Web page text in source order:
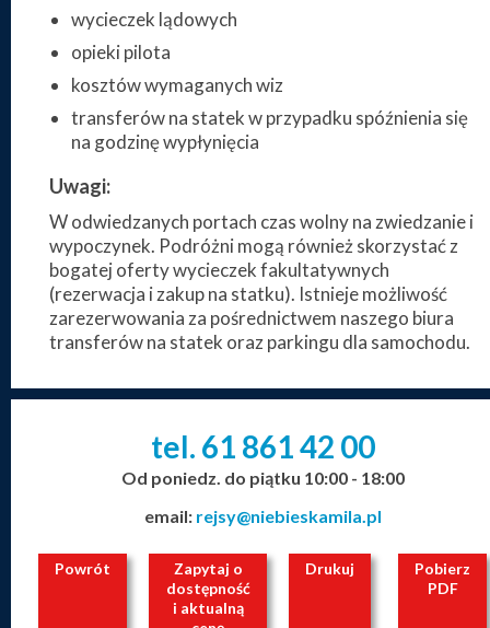
wycieczek lądowych
opieki pilota
kosztów wymaganych wiz
transferów na statek w przypadku spóźnienia się
na godzinę wypłynięcia
Uwagi:
W odwiedzanych portach czas wolny na zwiedzanie i
wypoczynek. Podróżni mogą również skorzystać z
bogatej oferty wycieczek fakultatywnych
(rezerwacja i zakup na statku). Istnieje możliwość
zarezerwowania za pośrednictwem naszego biura
transferów na statek oraz parkingu dla samochodu.
tel. 61 86142 00
Od poniedz. do piątku 10:00 - 18:00
email: rejsy@niebieskamila.pl
Powrót
Zapytaj o
dostępność
i aktualną
Drukuj
Pobierz
PDF